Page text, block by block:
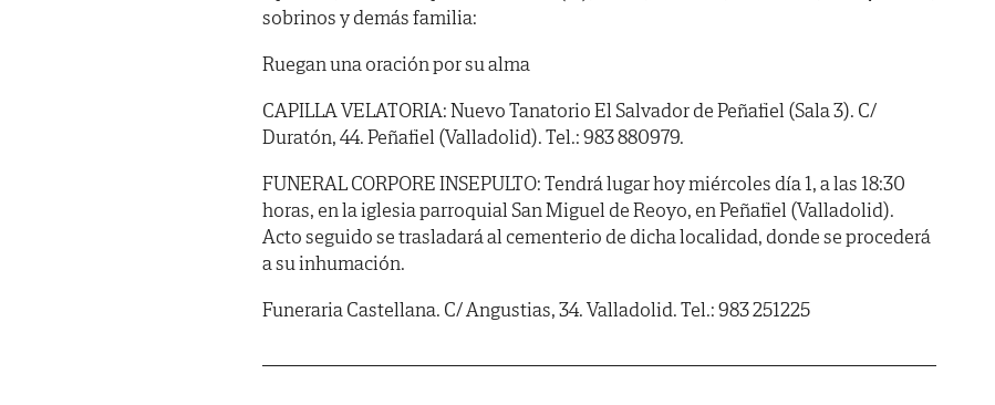
sobrinos y demás familia:
Ruegan una oración por su alma
CAPILLA VELATORIA: Nuevo Tanatorio El Salvador de Peñafiel (Sala 3). C/
Duratón, 44. Peñafiel (Valladolid). Tel.: 983 880979.
FUNERAL CORPORE INSEPULTO: Tendrá lugar hoy miércoles día 1, a las 18:30
horas, en la iglesia parroquial San Miguel de Reoyo, en Peñafiel (Valladolid).
Acto seguido se trasladará al cementerio de dicha localidad, donde se procederá
a su inhumación.
Funeraria Castellana. C/ Angustias, 34. Valladolid. Tel.: 983 251225